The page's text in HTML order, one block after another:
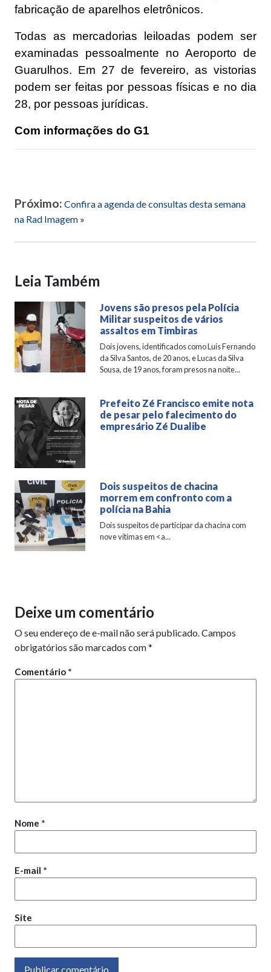
fabricação de aparelhos eletrônicos.
Todas as mercadorias leiloadas podem ser
examinadas pessoalmente no Aeroporto de
Guarulhos. Em 27 de fevereiro, as vistorias
podem ser feitas por pessoas físicas e no dia
28, por pessoas jurídicas.
Com informações do G1
Próximo: Confira a agenda de consultas desta semana
na Rad Imagem »
Leia Também
Jovens são presos pela Polícia
Militar suspeitos de vários
assaltos em Timbiras
Dois jovens, identificados como Luís Fernando
da Silva Santos, de 20 anos, e Lucas da Silva
Sousa, de 19 anos, foram presos na noite...
Prefeito Zé Francisco emite nota
de pesar pelo falecimento do
empresário Zé Dualibe
Dois suspeitos de chacina
morrem em confronto com a
polícia na Bahia
Dois suspeitos de participar da chacina com
nove vítimas em <a...
Deixe um comentário
O seu endereço de e-mail não será publicado.Campos
obrigatórios são marcados com*
Comentário *
Nome *
E-mail *
Site